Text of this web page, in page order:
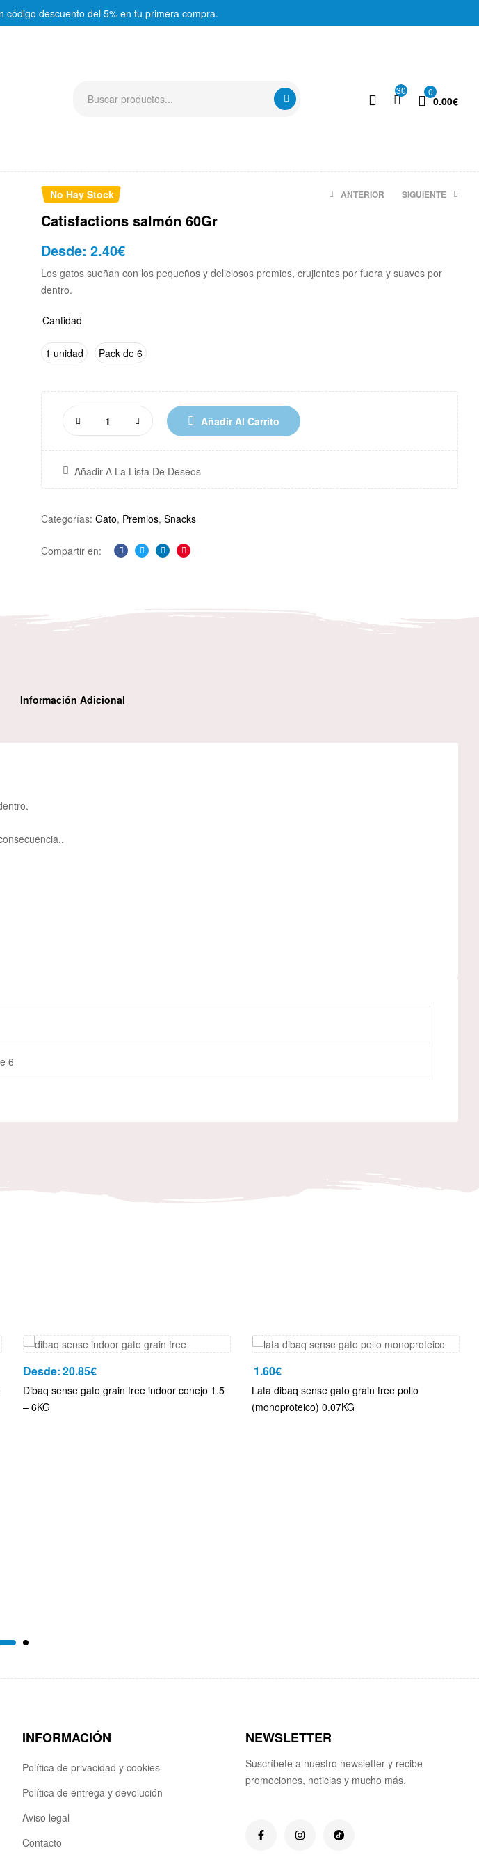
código descuento del 5% en tu primera compra.
30 0
0.00€
No Hay Stock ANTERIOR SIGUIENTE
Catisfactions salmón 60Gr
Desde: 2.40€
Los gatos sueñan con los pequeños y deliciosos premios, crujientes por fuera y suaves por
dentro.
Cantidad
1 unidad Pack de 6
Añadir Al Carrito
Añadir A La Lista De Deseos
Categorías: Gato, Premios, Snacks
Compartir en:
Facebook
TwitterLinkedinPinterest
Información Adicional
6
Desde:20.85€
Dibaq sense gato grain free indoor conejo 1.5
– 6KG
1.60€
Lata dibaq sense gato grain free pollo
(monoproteico) 0.07KG
INFORMACIÓN
Política de privacidad y cookies
Política de entrega y devolución
Aviso legal
Contacto
NEWSLETTER
Suscríbete a nuestro newsletter y recibe
promociones, noticias y mucho más.